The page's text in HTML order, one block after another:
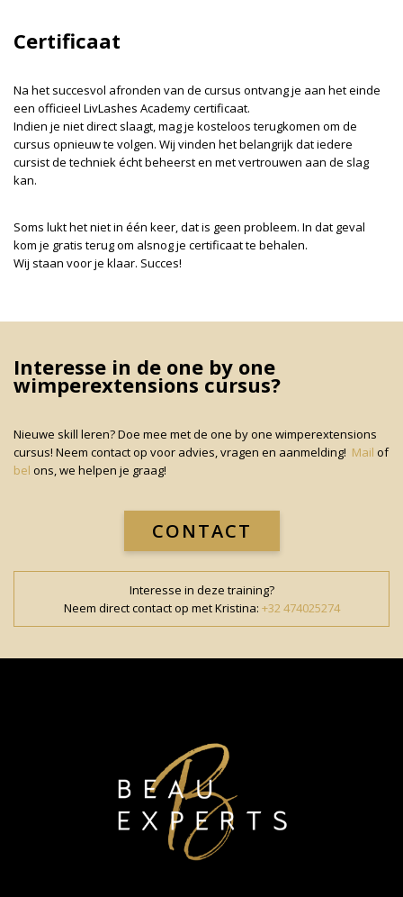
Certificaat
Na het succesvol afronden van de cursus ontvang je aan het einde
een officieel LivLashes Academy certificaat.
Indien je niet direct slaagt, mag je kosteloos terugkomen om de
cursus opnieuw te volgen. Wij vinden het belangrijk dat iedere
cursist de techniek écht beheerst en met vertrouwen aan de slag
kan.
Soms lukt het niet in één keer, dat is geen probleem. In dat geval
kom je gratis terug om alsnog je certificaat te behalen.
Wij staan voor je klaar. Succes!
Interesse in de one by one
wimperextensions cursus?
Nieuwe skill leren? Doe mee met de one by one wimperextensions
cursus! Neem contact op voor advies, vragen en aanmelding! Mail of
bel ons, we helpen je graag!
CONTACT
Interesse in deze training?
Neem direct contact op met Kristina: +32 474025274